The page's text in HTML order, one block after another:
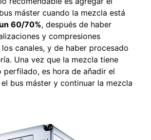
máster cuando la mezcla está
60/70%, después de haber
y compresiones
canales, y de haber procesado
Una vez que la mezcla tiene
es hora de añadir el
bus máster y continuar la mezcla